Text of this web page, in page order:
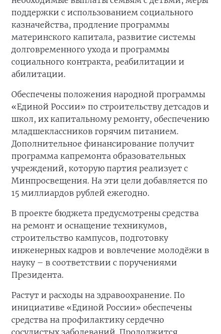
поддержки с использованием социального
казначейства, продление программы
материнского капитала, развитие системы
долговременного ухода и программы
социального контракта, реабилитации и
абилитации.
Обеспечены положения народной программы
«Единой России» по строительству детсадов и
школ, их капитальному ремонту, обеспечению
младшеклассников горячим питанием.
Дополнительное финансирование получит
программа капремонта образовательных
учреждений, которую партия реализует с
Минпросвещения. На эти цели добавляется по
15 миллиардов рублей ежегодно.
В проекте бюджета предусмотрены средства
на ремонт и оснащение техникумов,
строительство кампусов, подготовку
инженерных кадров и вовлечение молодёжи в
науку – в соответствии с поручениями
Президента.
Растут и расходы на здравоохранение. По
инициативе «Единой России» обеспечены
средства на профилактику сердечно
сосудистых заболеваний. Продолжится